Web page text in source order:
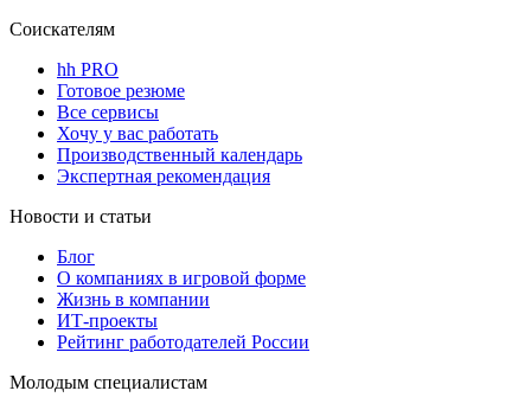
Соискателям
hh PRO
Готовое резюме
Все сервисы
Хочу у вас работать
Производственный календарь
Экспертная рекомендация
Новости и статьи
Блог
О компаниях в игровой форме
Жизнь в компании
ИТ-проекты
Рейтинг работодателей России
Молодым специалистам